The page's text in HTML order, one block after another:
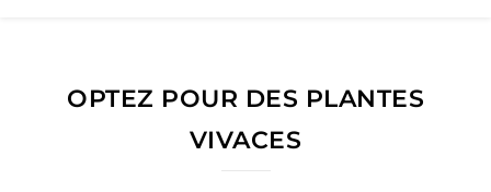
OPTEZ POUR DES PLANTES
VIVACES